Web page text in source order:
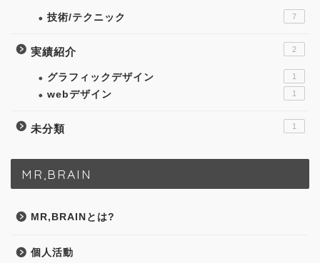
技術/テクニック 7
実績紹介 2
グラフィックデザイン 1
webデザイン 1
未分類 1
MR,BRAIN
MR,BRAINとは?
個人活動